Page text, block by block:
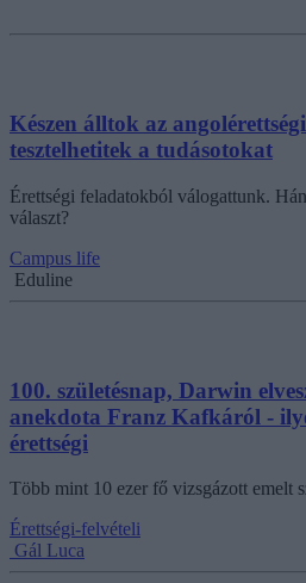
Készen álltok az
tesztelhetitek a tudásotokat
Érettségi feladatokból válogattunk.
választ?
Campus life
Eduline
100. születésnap, Darwin
anekdota Franz Kafkáról -
érettségi
Több mint 10 ezer fő vizsgázott emelt
Érettségi-felvételi
Gál Luca